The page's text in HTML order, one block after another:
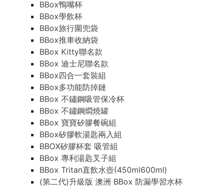
BBox鴨嘴杯
BBox學飲杯
BBox旅行圍兜袋
BBox推車收納袋
BBox Kitty聯名款
BBox 迪士尼聯名款
BBox四合一套裝組
BBox多功能防掉鏈
BBox 不鏽鋼吸管保冷杯
BBox 不鏽鋼燜燒罐
BBox 寶寶矽膠餐碗組
BBox矽膠軟湯匙兩入組
BBOX矽膠杯套 吸管組
BBox 專利湯匙叉子組
BBox Tritan直飲水壺(450ml600ml)
(第二代)升級版 澳洲 BBox 防漏學習水杯